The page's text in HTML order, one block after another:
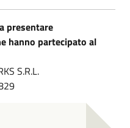
presentare
hanno partecipato al
S.R.L.